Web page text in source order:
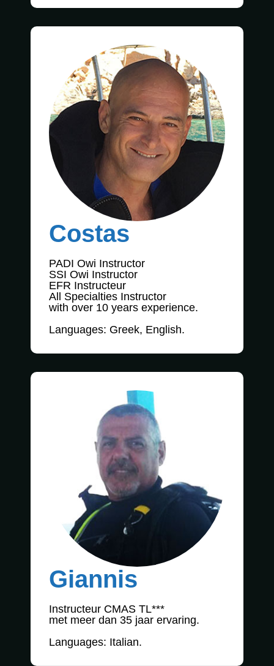
Costas
PADI Owi Instructor
SSI Owi Instructor
EFR Instructeur
All Specialties Instructor
with over 10 years experience.
Languages: Greek, English.
Giannis
Instructeur CMAS TL***
met meer dan 35 jaar ervaring.
Languages: Italian.